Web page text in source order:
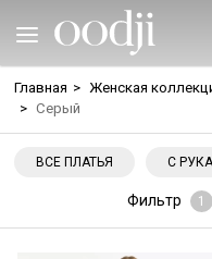
Главная > Женская
> Серый
ВСЕ ПЛАТЬЯ С
Фильтр 1